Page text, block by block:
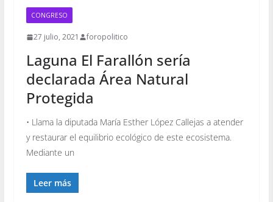
CONGRESO
27 julio, 2021 foropolitico
Laguna El Farallón sería
declarada Área Natural
Protegida
• Llama la diputada María Esther López Callejas a atender
y restaurar el equilibrio ecológico de este ecosistema.
Mediante un
Leer más